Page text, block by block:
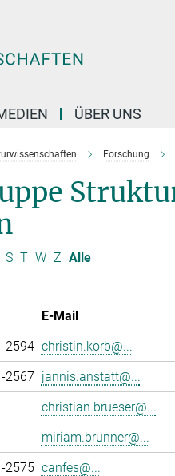
ÜBER UNS
Forschung
S T W Z Alle
E-Mail
2594 christin.korb@...
2567 jannis.anstatt@...
christian.brueser@...
miriam.brunner@...
2575 canfes@...